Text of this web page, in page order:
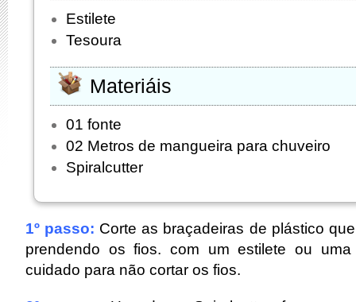
Estilete
Tesoura
Materiáis
01 fonte
02 Metros de mangueira para chuveiro
Spiralcutter
1º passo: Corte as braçadeiras de plástico
prendendo os fios. com um estilete ou uma
cuidado para não cortar os fios.